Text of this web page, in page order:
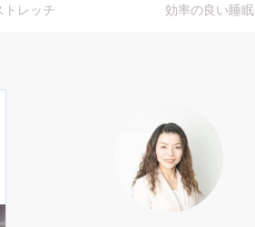
トレッチ 効率の良い睡眠